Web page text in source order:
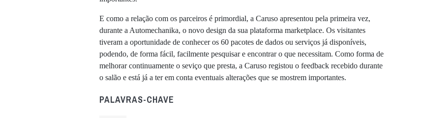
E como a relação com os parceiros é primordial, a Caruso apresentou pela primeira vez,
durante a Automechanika, o novo design da sua plataforma marketplace. Os visitantes
tiveram a oportunidade de conhecer os 60 pacotes de dados ou serviços já disponíveis,
podendo, de forma fácil, facilmente pesquisar e encontrar o que necessitam. Como forma de
melhorar continuamente o seviço que presta, a Caruso registou o feedback recebido durante
o salão e está já a ter em conta eventuais alterações que se mostrem importantes.
PALAVRAS-CHAVE